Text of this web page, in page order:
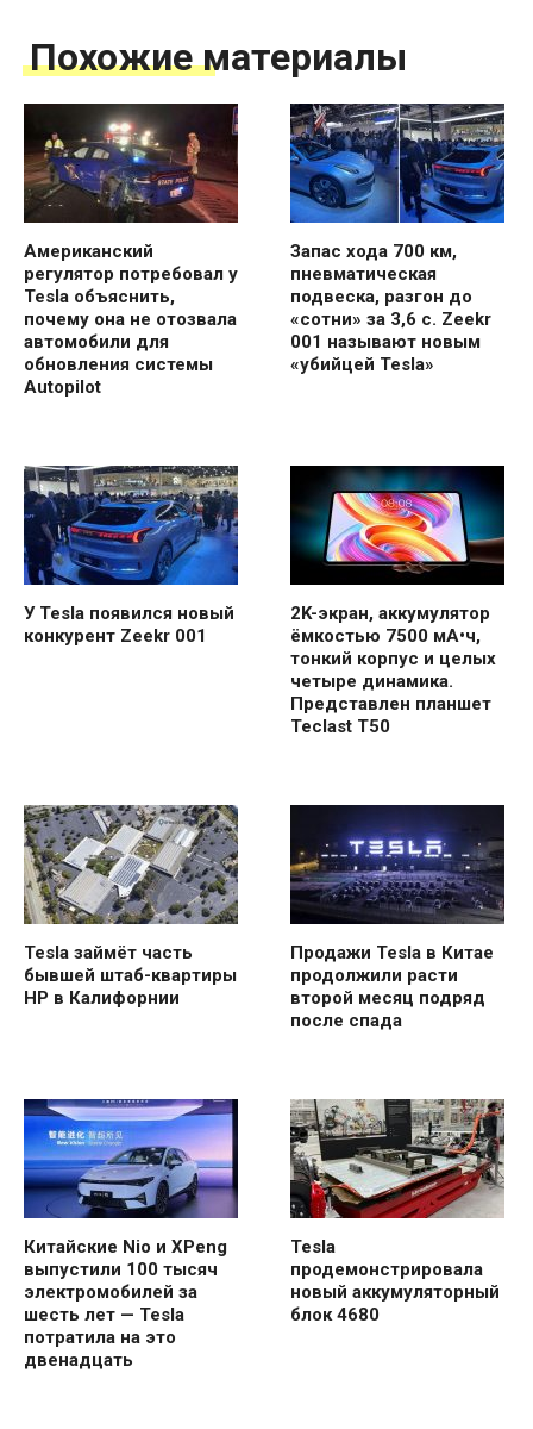
Похожие материалы
Американский
регулятор потребовал у
Tesla объяснить,
почему она не отозвала
автомобили для
обновления системы
Autopilot
Запас хода 700 км,
пневматическая
подвеска, разгон до
«сотни» за 3,6 с. Zeekr
001 называют новым
«убийцей Tesla»
У Tesla появился новый
конкурент Zeekr 001
2K-экран, аккумулятор
ёмкостью 7500 мА•ч,
тонкий корпус и целых
четыре динамика.
Представлен планшет
Teclast T50
Tesla займёт часть
бывшей штаб-квартиры
HP в Калифорнии
Продажи Tesla в Китае
продолжили расти
второй месяц подряд
после спада
Китайские Nio и XPeng
выпустили 100 тысяч
электромобилей за
шесть лет — Tesla
потратила на это
двенадцать
Tesla
продемонстрировала
новый аккумуляторный
блок 4680